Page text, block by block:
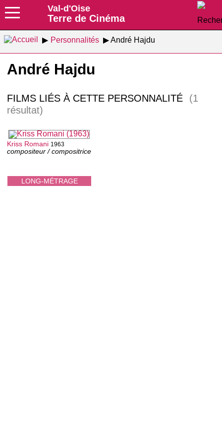
Val-d'Oise
Terre de Cinéma
Personnalités André Hajdu
André Hajdu
FILMS LIÉS À CETTE PERSONNALITÉ
(1
résultat)
LONG-MÉTRAGE
Kriss Romani 1963
compositeur / compositrice